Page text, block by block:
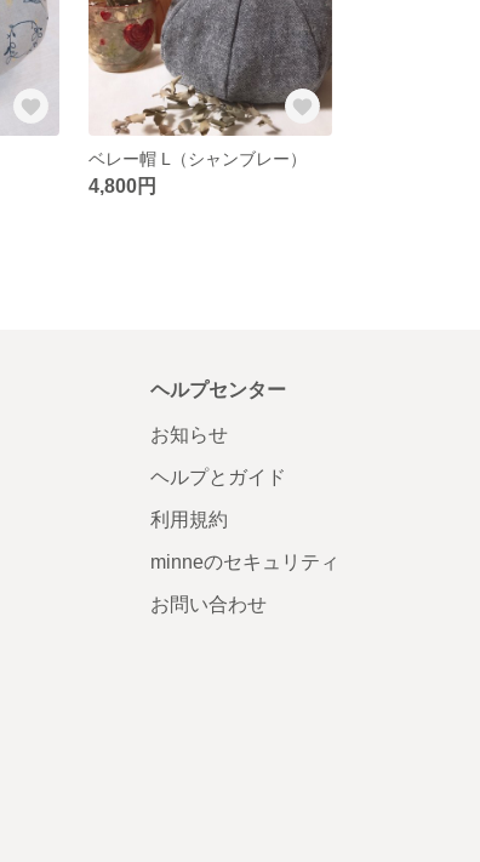
ベレー帽 L（シャンブレー）
4,800円
ヘルプセンター
お知らせ
ヘルプとガイド
利用規約
minneのセキュリティ
お問い合わせ